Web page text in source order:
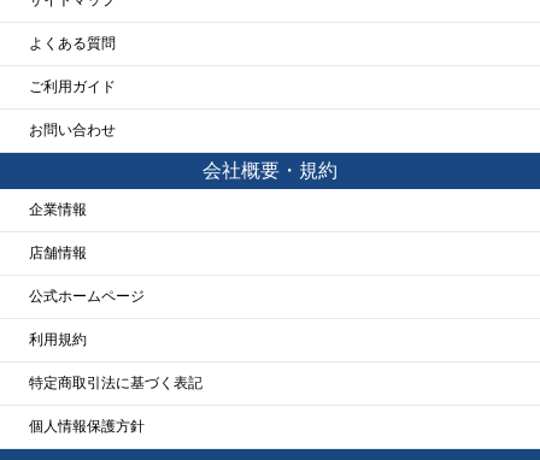
よくある質問
ご利用ガイド
お問い合わせ
会社概要・規約
企業情報
店舗情報
公式ホームページ
利用規約
特定商取引法に基づく表記
個人情報保護方針